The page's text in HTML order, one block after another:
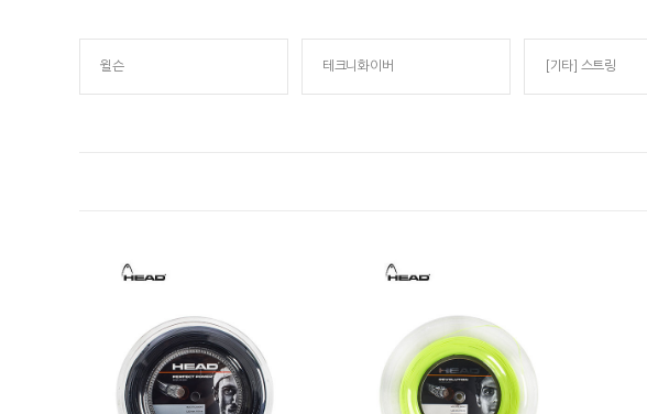
윌슨 테크니화이버 [기타] 스트링